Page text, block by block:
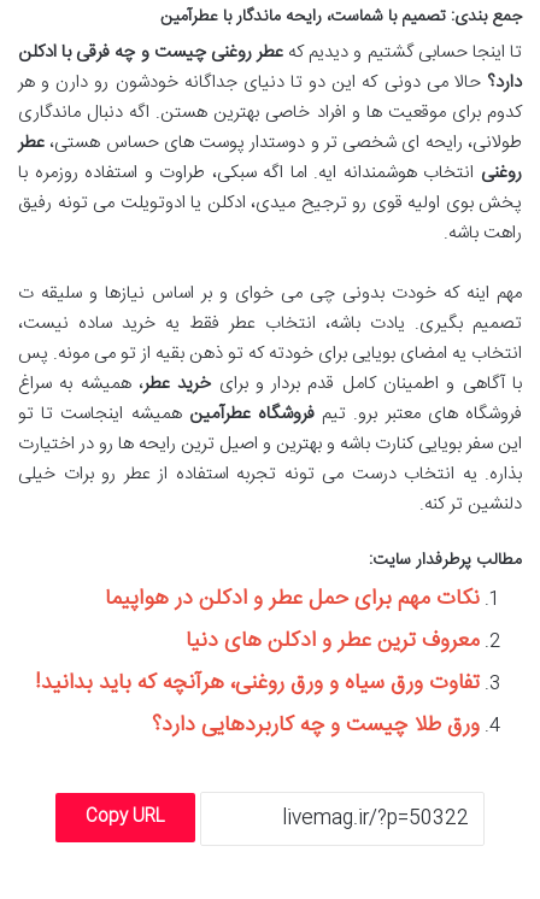
جمع بندی: تصمیم با شماست، رایحه ماندگار با عطرآمین
تا اینجا حسابی گشتیم و دیدیم که عطر روغنی چیست و چه فرقی با ادکلن
دارد؟ حالا می دونی که این دو تا دنیای جداگانه خودشون رو دارن و هر
کدوم برای موقعیت ها و افراد خاصی بهترین هستن. اگه دنبال ماندگاری
طولانی، رایحه ای شخصی تر و دوستدار پوست های حساس هستی، عطر
روغنی انتخاب هوشمندانه ایه. اما اگه سبکی، طراوت و استفاده روزمره با
پخش بوی اولیه قوی رو ترجیح میدی، ادکلن یا ادوتویلت می تونه رفیق
راهت باشه.
مهم اینه که خودت بدونی چی می خوای و بر اساس نیازها و سلیقه ت
تصمیم بگیری. یادت باشه، انتخاب عطر فقط یه خرید ساده نیست،
انتخاب یه امضای بویایی برای خودته که تو ذهن بقیه از تو می مونه. پس
با آگاهی و اطمینان کامل قدم بردار و برایخرید عطر، همیشه به سراغ
فروشگاه های معتبر برو. تیم فروشگاه عطرآمین همیشه اینجاست تا تو
این سفر بویایی کنارت باشه و بهترین و اصیل ترین رایحه ها رو در اختیارت
بذاره. یه انتخاب درست می تونه تجربه استفاده از عطر رو برات خیلی
دلنشین تر کنه.
مطالب پرطرفدار سایت:
نکات مهم برای حمل عطر و ادکلن در هواپیما
معروف ترین عطر و ادکلن های دنیا
تفاوت ورق سیاه و ورق روغنی، هرآنچه که باید بدانید!
ورق طلا چیست و چه کاربردهایی دارد؟
Copy URL